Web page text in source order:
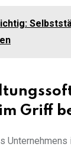
Griff
Unternehmens